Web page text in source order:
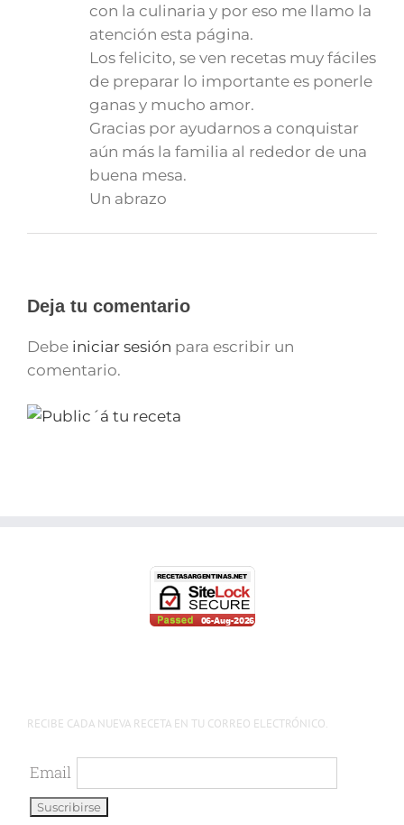
con la culinaria y por eso me llamo la
atención esta página.
Los felicito, se ven recetas muy fáciles
de preparar lo importante es ponerle
ganas y mucho amor.
Gracias por ayudarnos a conquistar
aún más la familia al rededor de una
buena mesa.
Un abrazo
Deja tu comentario
Debe iniciar sesión para escribir un
comentario.
RECIBE CADA NUEVA RECETA EN TU CORREO ELECTRÓNICO.
Email